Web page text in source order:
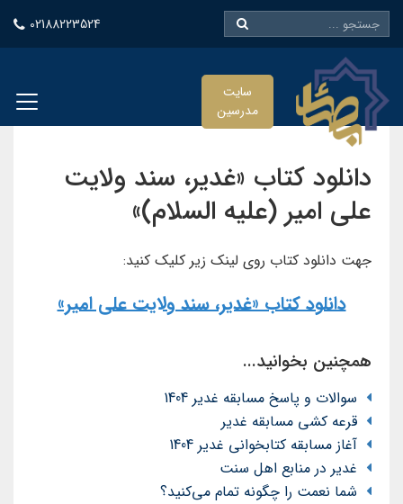
02188223524
سایت
مدرسین
دانلود کتاب «غدیر، سند ولایت
علی امیر (علیه السلام)»
جهت دانلود کتاب روی لینک زیر کلیک کنید:
دانلود کتاب «غدیر، سند ولایت علی امیر»
همچنین بخوانید...
سوالات و پاسخ مسابقه غدیر 1404
قرعه کشی مسابقه غدیر
آغاز مسابقه کتابخوانی غدیر 1404
غدیر در منابع اهل سنت
شما نعمت را چگونه تمام می‌کنید؟